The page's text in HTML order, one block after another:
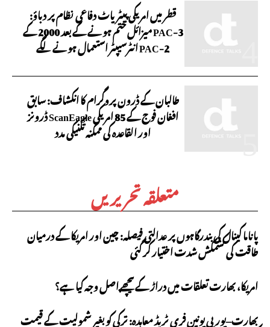
قطر میں امریکی پیٹریاٹ دفاعی نظام پر دباؤ:
PAC-3 میزائل ختم ہونے کے بعد 2000 کے
PAC-2 انٹرسیپٹر استعمال ہونے لگے
طالبان کے ڈرون پروگرام کا انکشاف: سابق
افغان فوج کے 85 امریکی ScanEagle ڈرونز
اور القاعدہ کی ممکنہ تکنیکی مدد
متعلقہ تحریریں
پاناما کینال کی بندرگاہوں پر عدالتی فیصلہ: چین اور امریکا کے درمیان
طاقت کی کشمکش شدت اختیار کر گئی
امریکا، بھارت تعلقات میں دراڑ کے پیچھے اصل وجہ کیا ہے؟
بھارت–یورپی یونین فری ٹریڈ معاہدہ: ترکی کو بغیر شمولیت کے قیمت